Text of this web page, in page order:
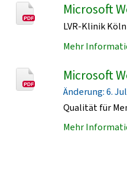
Microsoft
LVR-Klinik
Mehr
Microsoft
Änderung: 6.
Qualität für
Mehr